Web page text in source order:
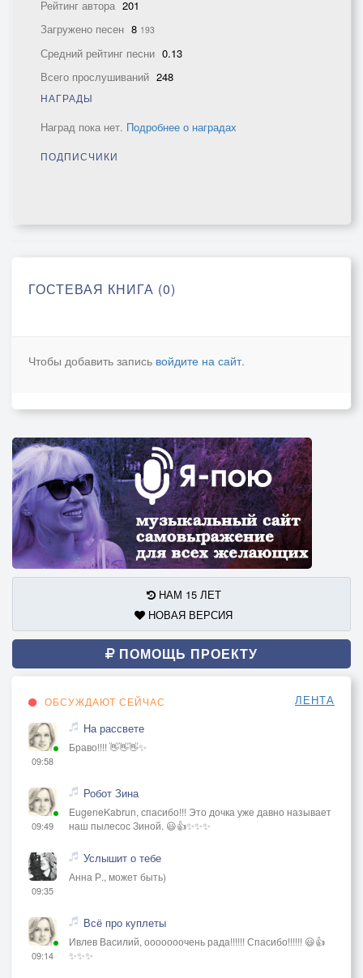
Рейтинг автора 201
Загружено песен 8 193
Средний рейтинг песни 0.13
Всего прослушиваний 248
НАГРАДЫ
Наград пока нет. Подробнее о наградах
ПОДПИСЧИКИ
ГОСТЕВАЯ КНИГА (0)
Чтобы добавить запись войдите на сайт.
НАМ 15 ЛЕТ
НОВАЯ ВЕРСИЯ
ПОМОЩЬ ПРОЕКТУ
ОБСУЖДАЮТ СЕЙЧАС ЛЕНТА
09:58
На рассвете
Браво!!!! 👋👋👋✨
09:49
Робот Зина
EugeneKabrun, спасибо!!! Это дочка уже давно называет
наш пылесос Зиной. 😃👍✨✨✨
09:35
Услышит о тебе
Анна Р., может быть)
09:14
Всё про куплеты
Ивлев Василий, ооооооочень рада!!!!!! Спасибо!!!!!! 😃👍
✨✨✨